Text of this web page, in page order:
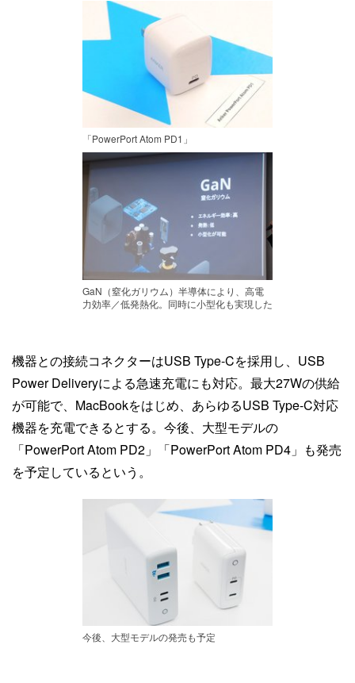
「PowerPort Atom PD1」
GaN（窒化ガリウム）半導体により、高電
力効率／低発熱化。同時に小型化も実現した
機器との接続コネクターはUSB Type-Cを採用し、USB
Power Deliveryによる急速充電にも対応。最大27Wの供給
が可能で、MacBookをはじめ、あらゆるUSB Type-C対応
機器を充電できるとする。今後、大型モデルの
「PowerPort Atom PD2」「PowerPort Atom PD4」も発売
を予定しているという。
今後、大型モデルの発売も予定